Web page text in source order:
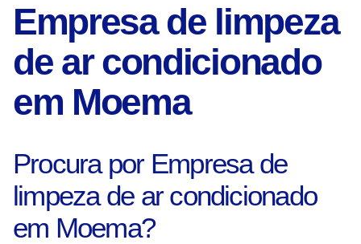
Empresa de limpeza
de ar condicionado
em Moema
Procura por Empresa de
limpeza de ar condicionado
em Moema?